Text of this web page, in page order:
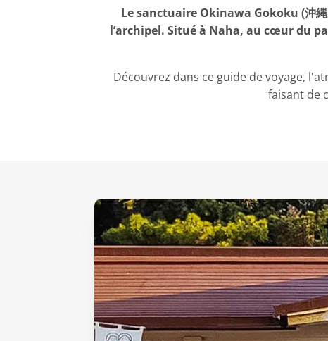
Le sanctuaire Okinawa Gokoku (沖
l’archipel. Situé à Naha, au cœur du
Découvrez dans ce guide de voyage,
faisant de